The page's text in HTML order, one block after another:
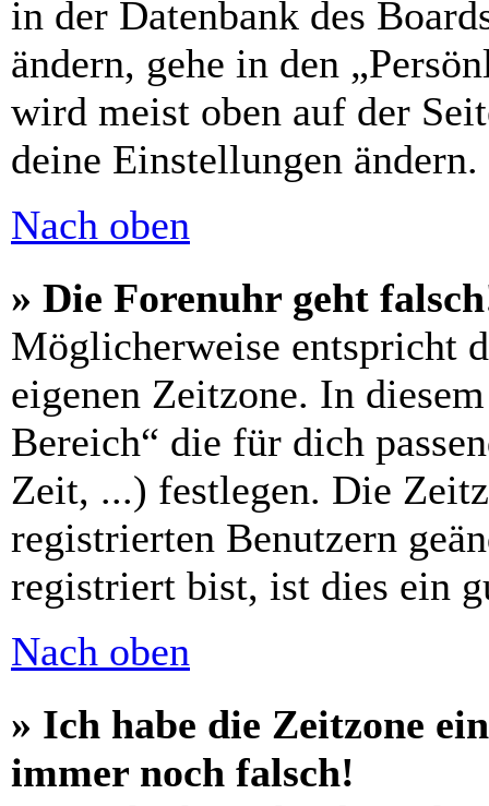
in der Datenbank des
ändern, gehe in den
wird meist oben auf der
deine Einstellungen ändern.
Nach oben
» Die Forenuhr geht
Möglicherweise entspricht
eigenen Zeitzone. In
Bereich“ die für dich
Zeit, ...) festlegen. Die
registrierten Benutzern
registriert bist, ist dies ein
Nach oben
» Ich habe die Zeitzone
immer noch falsch!